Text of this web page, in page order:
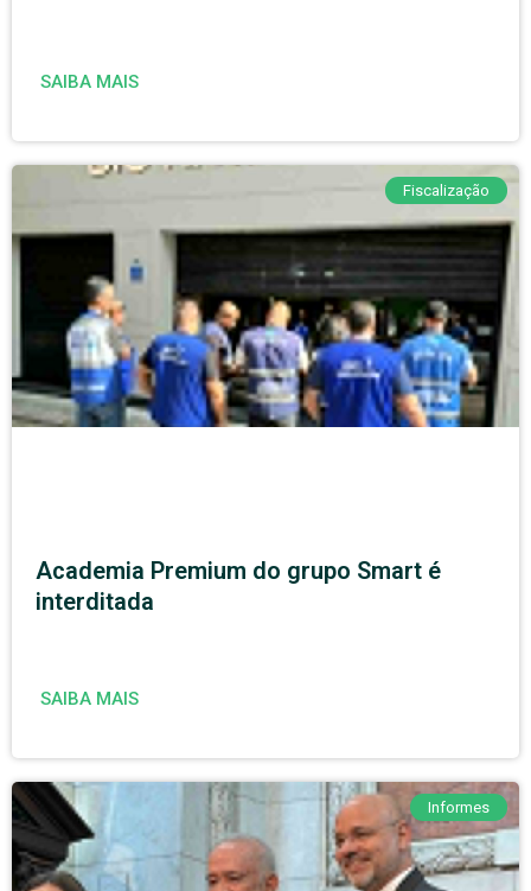
SAIBA MAIS
Fiscalização
Academia Premium do grupo Smart é
interditada
SAIBA MAIS
Informes